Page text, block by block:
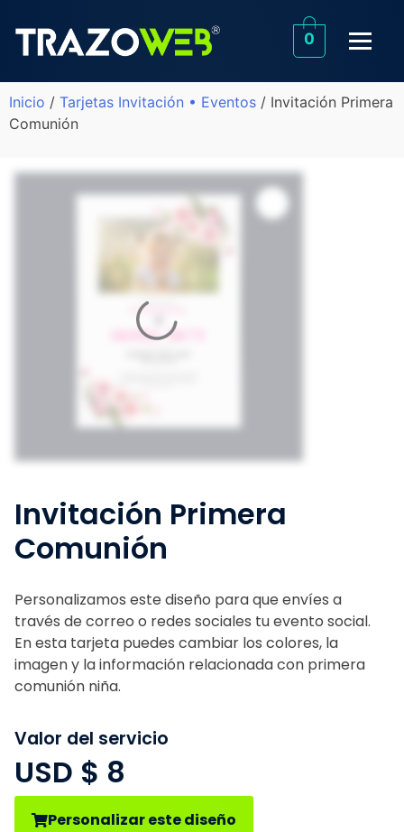
0
Inicio / Tarjetas Invitación • Eventos / Invitación Primera
Comunión
Invitación Primera
Comunión
Personalizamos este diseño para que envíes a
través de correo o redes sociales tu evento social.
En esta tarjeta puedes cambiar los colores, la
imagen y la información relacionada con primera
comunión niña.
Valor del servicio
USD $ 8
Personalizar este diseño